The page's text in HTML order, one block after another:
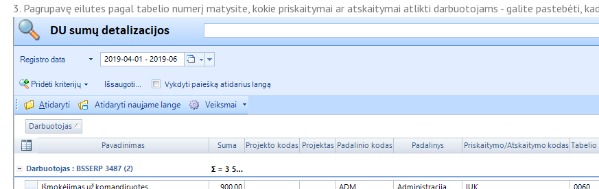
3. Pagrupavę eilutes pagal tabelio numerį matysite, kokie priskaitymai ar atskaitymai atlikti darbuotojams - galite pastebėti,